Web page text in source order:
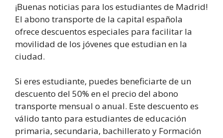
¡Buenas noticias para los estudiantes de Madrid!
El abono transporte de la capital española
ofrece descuentos especiales para facilitar la
movilidad de los jóvenes que estudian en la
ciudad.
Si eres estudiante, puedes beneficiarte de un
descuento del 50% en el precio del abono
transporte mensual o anual. Este descuento es
válido tanto para estudiantes de educación
primaria, secundaria, bachillerato y Formación